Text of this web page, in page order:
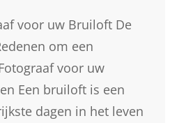
voor uw Bruiloft De
om een
voor uw
Een bruiloft is een
dagen in het leven